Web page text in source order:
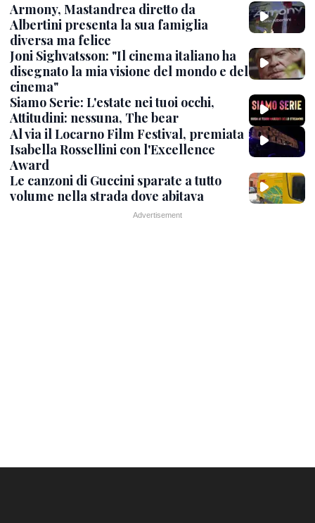
Armony, Mastandrea diretto da
Albertini presenta la sua famiglia
diversa ma felice
Joni Sighvatsson: "Il cinema italiano ha
disegnato la mia visione del mondo e del
cinema"
Siamo Serie: L'estate nei tuoi occhi,
Attitudini: nessuna, The bear
Al via il Locarno Film Festival, premiata
Isabella Rossellini con l'Excellence
Award
Le canzoni di Guccini sparate a tutto
volume nella strada dove abitava